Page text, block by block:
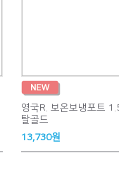
영국R. 보온보냉포트
탈골드
13,730원